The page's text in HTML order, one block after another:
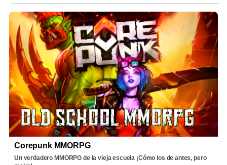
Corepunk MMORPG
Un verdadero MMORPG de la vieja escuela ¡Cómo los de antes, pero